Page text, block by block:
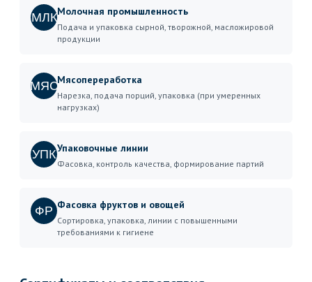
МЛКМолочная промышленность
Подача и упаковка сырной, творожной, масложировой
продукции
МЯСМясопереработка
Нарезка, подача порций, упаковка (при умеренных
нагрузках)
УПКУпаковочные линии
Фасовка, контроль качества, формирование партий
ФР Фасовка фруктов и овощей
Сортировка, упаковка, линии с повышенными
требованиями к гигиене